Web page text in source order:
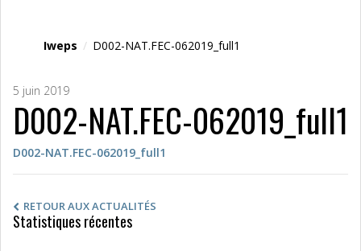
Iweps / D002-NAT.FEC-062019_full1
5 juin 2019
D002-NAT.FEC-062019_full1
D002-NAT.FEC-062019_full1
RETOUR AUX ACTUALITÉS
Statistiques récentes